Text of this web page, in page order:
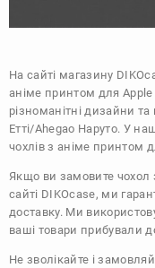
На сайті магазину
аніме принтом для
різноманітні дизайни
Етті/Ahegao Наруто. У
чохлів з аніме принтом
Якщо ви замовите чохол
сайті DIKOcase, ми
доставку. Ми
ваші товари прибували
Не зволікайте і